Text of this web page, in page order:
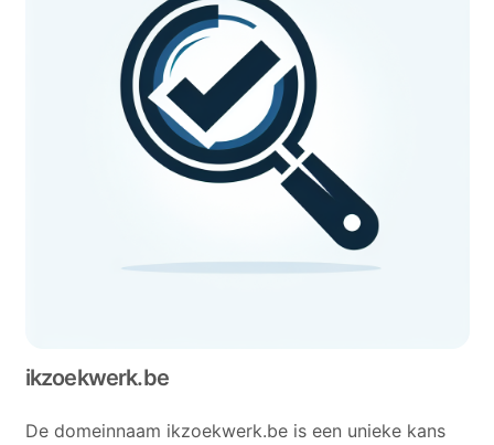
ikzoekwerk.be
De domeinnaam ikzoekwerk.be is een unieke kans